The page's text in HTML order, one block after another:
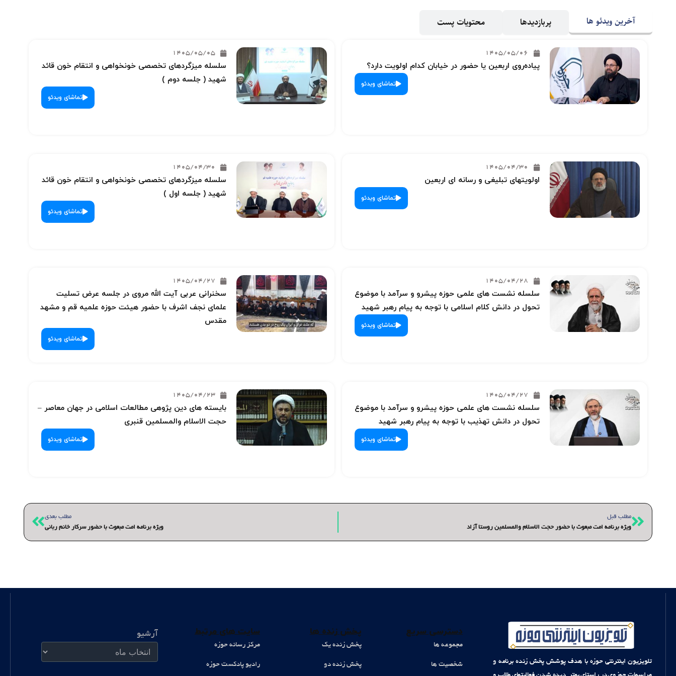
آخرین ویدئو ها پربازدیدها محتویات پست
1405/05/06
پیاده‌روی اربعین یا حضور در خیابان کدام اولویت دارد؟
تماشای ویدئو
1405/05/05
سلسله میزگردهای تخصصی خونخواهی و انتقام خون قائد
شهید ( جلسه دوم )
تماشای ویدئو
1405/04/30
اولویتهای تبلیغی و رسانه ای اربعین
تماشای ویدئو
1405/04/30
سلسله میزگردهای تخصصی خونخواهی و انتقام خون قائد
شهید ( جلسه اول )
تماشای ویدئو
1405/04/28
سلسله نشست های علمی حوزه پیشرو و سرآمد با موضوع
تحول در دانش کلام اسلامی با توجه به پیام رهبر شهید
تماشای ویدئو
1405/04/27
سخنرانی عربی آیت الله مروی در جلسه عرض تسلیت
علمای نجف اشرف با حضور هیئت حوزه علمیه قم و مشهد
مقدس
تماشای ویدئو
1405/04/27
سلسله نشست های علمی حوزه پیشرو و سرآمد با موضوع
تحول در دانش تهذیب با توجه به پیام رهبر شهید
تماشای ویدئو
1405/04/23
بایسته های دین پژوهی مطالعات اسلامی در جهان معاصر –
حجت الاسلام والمسلمین قنبری
تماشای ویدئو
قبلیمطلب قبل
ویژه برنامه امت مبعوث با حضور حجت الاسلام والمسلمین روستا آزاد
مطلب بعدی
ویژه برنامه امت مبعوث با حضور سرکار خانم ربانی
بعدی
تلویزیون اینترنتی حوزه با هدف پوشش پخش زنده برنامه و
دسترسی سریع
مجموعه ها
شخصیت ها
پخش زنده ها
پخش زنده یک
پخش زنده دو
سایت های مرتبط
مرکز رسانه حوزه
رادیو پادکست حوزه
آرشیو
آرشیو